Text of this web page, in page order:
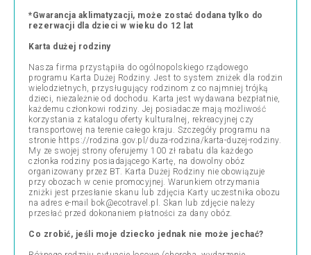
*Gwarancja aklimatyzacji, może zostać dodana tylko do
rezerwacji dla dzieci w wieku do 12 lat
Karta dużej rodziny
Nasza firma przystąpiła do ogólnopolskiego rządowego
programu Karta Dużej Rodziny. Jest to system zniżek dla rodzin
wielodzietnych, przysługujący rodzinom z co najmniej trójką
dzieci, niezależnie od dochodu. Karta jest wydawana bezpłatnie,
każdemu członkowi rodziny. Jej posiadacze mają możliwość
korzystania z katalogu oferty kulturalnej, rekreacyjnej czy
transportowej na terenie całego kraju. Szczegóły programu na
stronie https://rodzina.gov.pl/duza-rodzina/karta-duzej-rodziny.
My ze swojej strony oferujemy 100 zł rabatu dla każdego
członka rodziny posiadającego Kartę, na dowolny obóz
organizowany przez BT. Karta Dużej Rodziny nie obowiązuje
przy obozach w cenie promocyjnej. Warunkiem otrzymania
zniżki jest przesłanie skanu lub zdjęcia Karty uczestnika obozu
na adres e-mail bok@ecotravel.pl. Skan lub zdjęcie należy
przesłać przed dokonaniem płatności za dany obóz.
Co zrobić, jeśli moje dziecko jednak nie może jechać?